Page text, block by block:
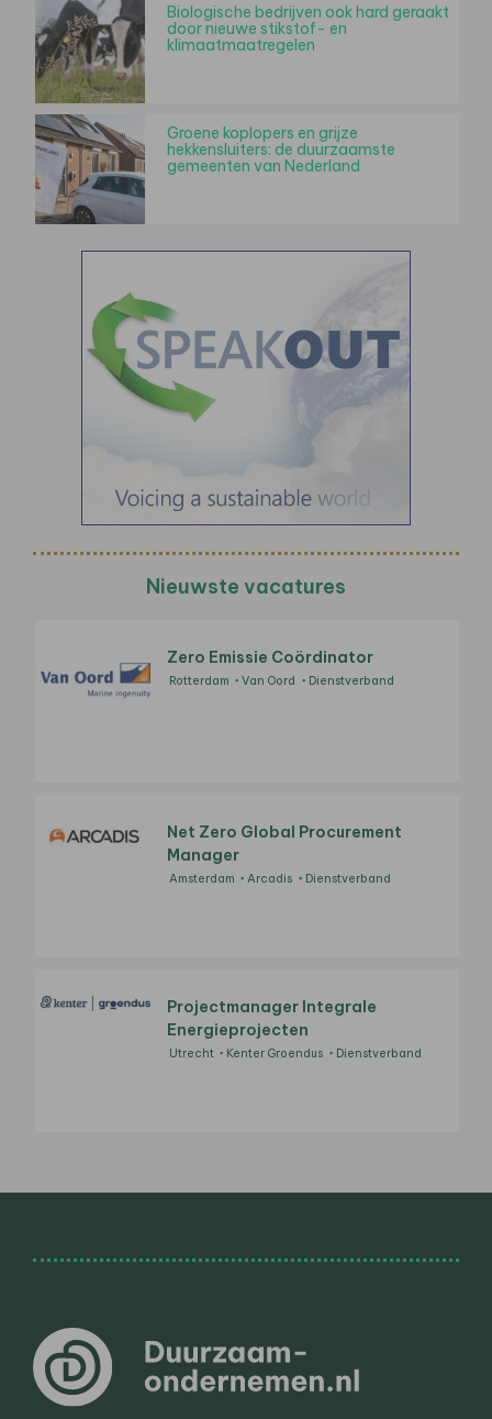
Biologische bedrijven ook hard geraakt
door nieuwe stikstof- en
klimaatmaatregelen
Groene koplopers en grijze
hekkensluiters: de duurzaamste
gemeenten van Nederland
Nieuwste vacatures
Zero Emissie Coördinator
Rotterdam Van Oord Dienstverband
Net Zero Global Procurement
Manager
Amsterdam Arcadis Dienstverband
Projectmanager Integrale
Energieprojecten
Utrecht Kenter Groendus Dienstverband